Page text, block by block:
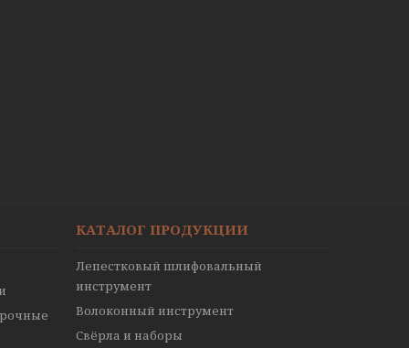
КАТАЛОГ ПРОДУКЦИИ
Лепестковый шлифовальный
инструмент
Волоконный инструмент
Свёрла и наборы